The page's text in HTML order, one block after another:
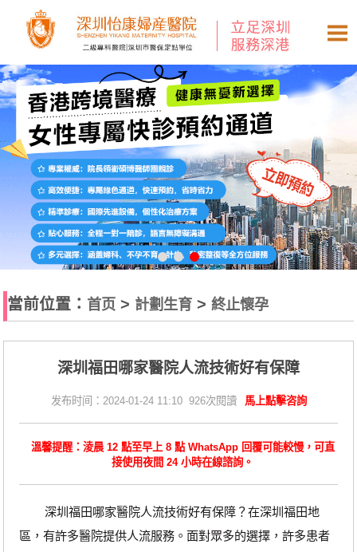
當前位置： 首页 > 計劃生育 >終止懷孕
深圳福田哪家醫院人流技術好有保障
发布时间：2024-01-24 11:10 926次閱讀 馬上點擊咨詢
溫馨提醒：淩晨 12 點至早上 8 點 WhatsApp 回覆可能較慢，可直
接使用夜間 24 小時在線諮詢。
深圳福田哪家醫院人流技術好有保障？在深圳福田地
區，有許多醫院提供人流服務。面對眾多的選擇，許多患者